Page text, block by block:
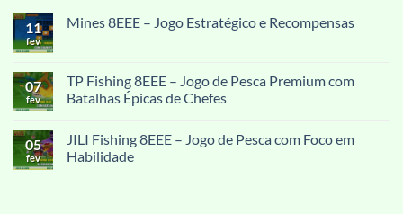
–
De
Goleiro
em
Pesca
Rápida
E
11
fev
Mines 8EEE – Jogo Estratégico e Recompensas
Mines
8EEE
–
Recompensas
07
fev
TP Fishing 8EEE – Jogo de Pesca Premium com
Batalhas Épicas de Chefes
em
TP
Fishing
05
fev
JILI Fishing 8EEE – Jogo de Pesca com Foco em
Habilidade